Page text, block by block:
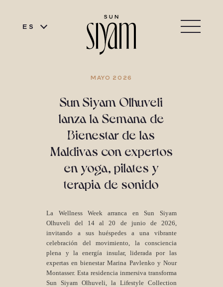
ES
MAYO 2026
Sun Siyam Olhuveli
lanza la Semana de
Bienestar de las
Maldivas con expertos
en yoga, pilates y
terapia de sonido
La Wellness Week arranca en Sun Siyam
Olhuveli del 14 al 20 de junio de 2026,
invitando a sus huéspedes a una vibrante
celebración del movimiento, la consciencia
plena y la energía insular, liderada por las
expertas en bienestar Marina Pavlenko y Nour
Montasser. Esta residencia inmersiva transforma
Sun Siyam Olhuveli, la Lifestyle Collection